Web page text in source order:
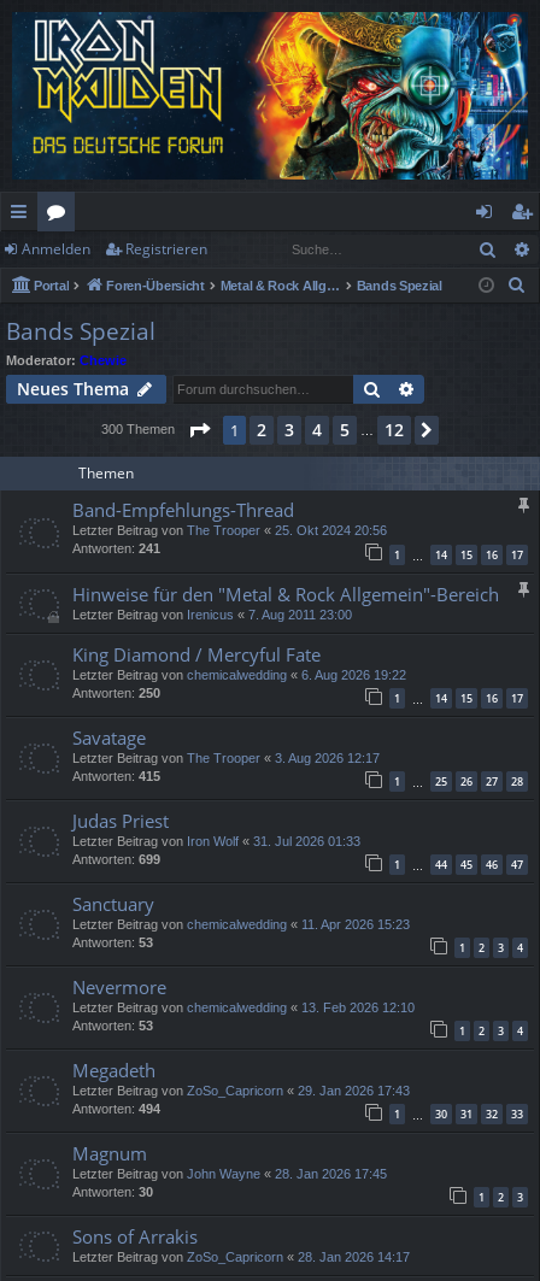
ch
ne
llz
ug
rif
or
en
n
m
eg
ist
Anmelden Registrieren
Portal Foren-Übersicht Metal & Rock Allgemein Bands Spezial
Bands Spezial
Moderator: Chewie
Neues Thema Suche
300 Themen Seite 1 von 12
1 2 3 4 5 … 12
Themen
Band-Empfehlungs-Thread
Letzter Beitrag von The Trooper « 25. Okt 2024 20:56
Antworten: 241 1 14 15 16 17
Hinweise für den "Metal & Rock Allgemein"-Bereich
Letzter Beitrag von Irenicus « 7. Aug 2011 23:00
King Diamond / Mercyful Fate
Letzter Beitrag von chemicalwedding « 6. Aug 2026 19:22
Antworten: 250 1 14 15 16 17
Savatage
Letzter Beitrag von The Trooper « 3. Aug 2026 12:17
Antworten: 415 1 25 26 27 28
Judas Priest
Letzter Beitrag von Iron Wolf « 31. Jul 2026 01:33
Antworten: 699 1 44 45 46 47
Sanctuary
Letzter Beitrag von chemicalwedding « 11. Apr 2026 15:23
Antworten: 53 1 2 3 4
Nevermore
Letzter Beitrag von chemicalwedding « 13. Feb 2026 12:10
Antworten: 53 1 2 3 4
Megadeth
Letzter Beitrag von ZoSo_Capricorn « 29. Jan 2026 17:43
Antworten: 494 1 … 30 31 32 33
Magnum
Letzter Beitrag von John Wayne « 28. Jan 2026 17:45
Antworten: 30 1 2 3
Sons of Arrakis
Letzter Beitrag von ZoSo_Capricorn « 28. Jan 2026 14:17